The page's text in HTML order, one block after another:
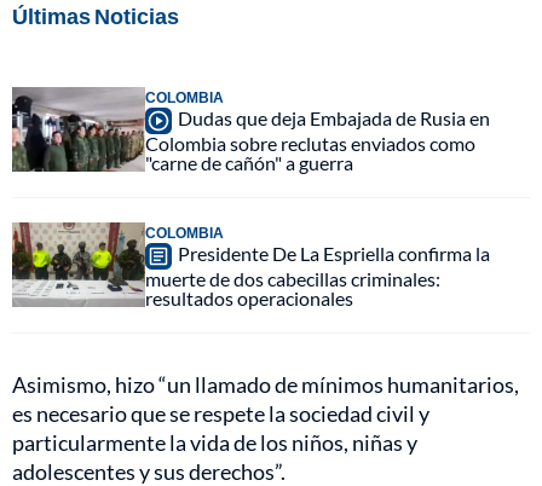
Últimas Noticias
COLOMBIA
Dudas que deja Embajada de Rusia en
Colombia sobre reclutas enviados como
"carne de cañón" a guerra
COLOMBIA
Presidente De La Espriella confirma la
muerte de dos cabecillas criminales:
resultados operacionales
Asimismo, hizo “un llamado de mínimos humanitarios,
es necesario que se respete la sociedad civil y
particularmente la vida de los niños, niñas y
adolescentes y sus derechos”.